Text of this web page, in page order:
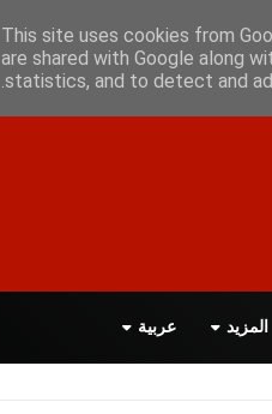
المزيد عربية
This site uses cookies from
are shared with Google along
statistics, and to detect and